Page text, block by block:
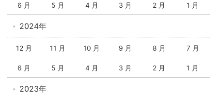
6 月 5 月 4 月 3 月 2 月 1 月
2024年
12 月 11 月 10 月 9 月 8 月 7 月
6 月 5 月 4 月 3 月 2 月 1 月
2023年